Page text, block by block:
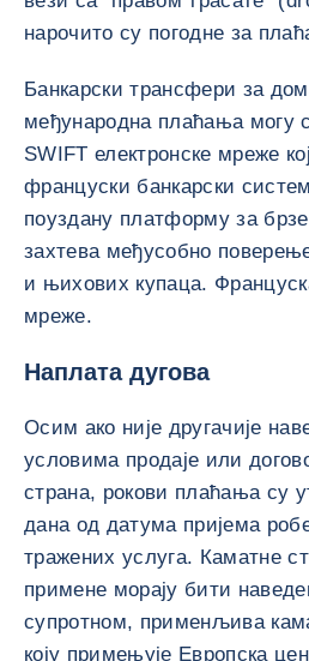
нарочито су погодне за
Банкарски трансфери за
међународна плаћања могу
SWIFT електронске мреже
француски банкарски
поуздану платформу за
захтева међусобно
и њихових купаца.
мреже.
Наплата дугова
Осим ако није другачије
условима продаје или
страна, рокови плаћања су
дана од датума пријема
тражених услуга. Каматне
примене морају бити
супротном, применљива
коју примењује Европска